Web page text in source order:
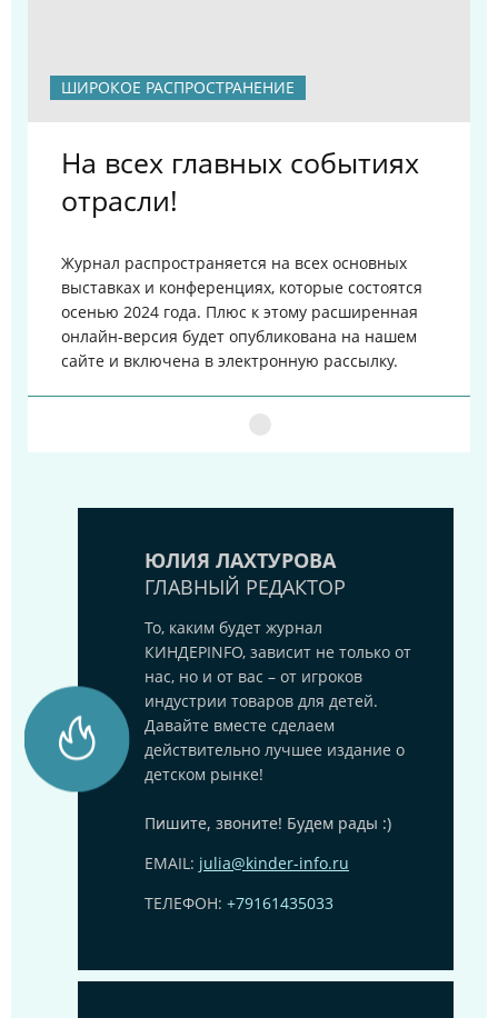
ШИРОКОЕ РАСПРОСТРАНЕНИЕ
На всех главных событиях
отрасли!
Журнал распространяется на всех основных
выставках и конференциях, которые состоятся
осенью 2024 года. Плюс к этому расширенная
онлайн-версия будет опубликована на нашем
сайте и включена в электронную рассылку.
ЮЛИЯ ЛАХТУРОВА
ГЛАВНЫЙ РЕДАКТОР
То, каким будет журнал
КИНДЕРINFO, зависит не только от
нас, но и от вас – от игроков
индустрии товаров для детей.
Давайте вместе сделаем
действительно лучшее издание о
детском рынке!
Пишите, звоните! Будем рады :)
EMAIL: julia@kinder-info.ru
ТЕЛЕФОН: +79161435033